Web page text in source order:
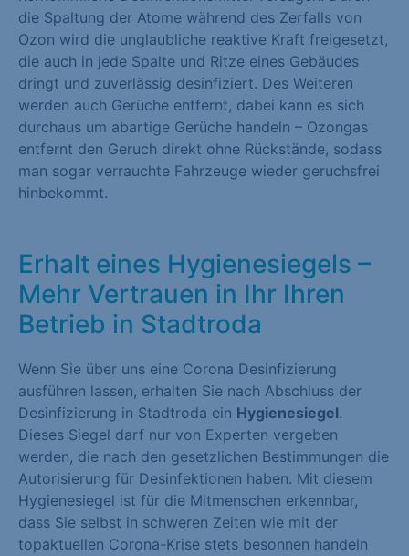
die Spaltung der Atome während des Zerfalls von
Ozon wird die unglaubliche reaktive Kraft freigesetzt,
die auch in jede Spalte und Ritze eines Gebäudes
dringt und zuverlässig desinfiziert. Des Weiteren
werden auch Gerüche entfernt, dabei kann es sich
durchaus um abartige Gerüche handeln – Ozongas
entfernt den Geruch direkt ohne Rückstände, sodass
man sogar verrauchte Fahrzeuge wieder geruchsfrei
hinbekommt.
Erhalt eines Hygienesiegels –
Mehr Vertrauen in Ihr Ihren
Betrieb in Stadtroda
Wenn Sie über uns eine Corona Desinfizierung
ausführen lassen, erhalten Sie nach Abschluss der
Desinfizierung in Stadtroda ein Hygienesiegel.
Dieses Siegel darf nur von Experten vergeben
werden, die nach den gesetzlichen Bestimmungen die
Autorisierung für Desinfektionen haben. Mit diesem
Hygienesiegel ist für die Mitmenschen erkennbar,
dass Sie selbst in schweren Zeiten wie mit der
topaktuellen Corona-Krise stets besonnen handeln
werden standardmäßig blockiert. Wenn Cookies von externen
Medien akzeptiert werden, bedarf der Zugriff auf diese Inhalte
keiner manuellen Einwilligung mehr.
Cookie-Informationen anzeigen
Datenschutzerklärung Impressum